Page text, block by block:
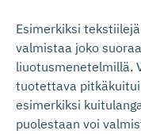
Esimerkiksi
valmistaa joko
liuotusmenetelmillä.
tuotettava
esimerkiksi
puolestaan voi